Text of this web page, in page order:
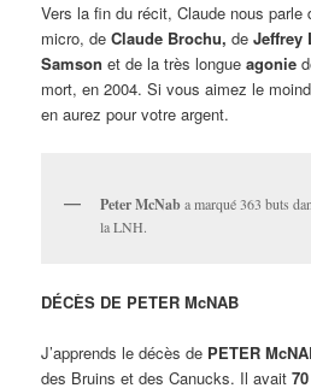
Vers la fin du récit, Claude nous parle
micro, deClaude Brochu, deJeffrey
Samson et de la très longueagonie
mort, en 2004. Si vous aimez le
en aurez pour votre argent.
Peter McNaba marqué 363 buts
la LNH.
DÉCÈS DE PETER McNAB
J’apprends le décès de PETER
des Bruins et des Canucks. Il avait70